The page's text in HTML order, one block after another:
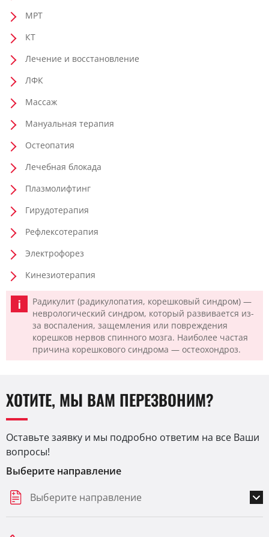
МРТ
КТ
Лечение и восстановление
ЛФК
Массаж
Мануальная терапия
Остеопатия
Лечебная блокада
Плазмолифтинг
Гирудотерапия
Рефлексотерапия
Электрофорез
Кинезиотерапия
Радикулит (радикулопатия, корешковый синдром) —
неврологический синдром, который развивается из-
за воспаления, защемления или повреждения
корешков нервов спинного мозга. Наиболее частая
причина корешкового синдрома — остеохондроз.
ХОТИТЕ, МЫ ВАМ ПЕРЕЗВОНИМ?
Оставьте заявку и мы подробно ответим на все Ваши
вопросы!
Выберите направление
Выберите направление